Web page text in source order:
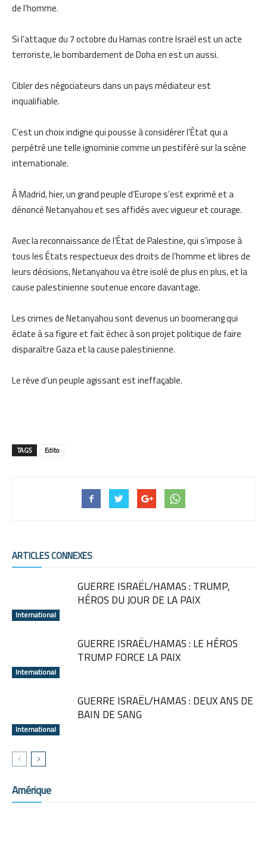
de l’homme.
Si l’attaque du 7 octobre du Hamas contre Israël est un acte
terroriste, le bombardement de Doha en est un aussi.
Cibler des négociateurs dans un pays médiateur est
inqualifiable.
C’est un choix indigne qui pousse à considérer l’État qui a
perpétré une telle ignominie comme un pestiféré sur la scène
internationale.
À Madrid, hier, un grand peuple d’Europe s’est exprimé et a
dénoncé Netanyahou et ses affidés avec vigueur et courage.
Avec la reconnaissance de l’État de Palestine, qui s’impose à
tous les États respectueux des droits de l’homme et libres de
leurs décisions, Netanyahou va être isolé de plus en plus, et la
cause palestinienne soutenue encore davantage.
Les crimes de Netanyahou sont devenus un boomerang qui
éclate à sa figure et fait échec à son projet politique de faire
disparaître Gaza et la cause palestinienne.
Le rêve d’un peuple agissant est ineffaçable.
TAGS Edito
ARTICLES CONNEXES
International
GUERRE ISRAËL/HAMAS : TRUMP,
HÉROS DU JOUR DE LA PAIX
International
GUERRE ISRAËL/HAMAS : LE HÉROS
TRUMP FORCE LA PAIX
International
GUERRE ISRAËL/HAMAS : DEUX ANS DE
BAIN DE SANG
Amérique